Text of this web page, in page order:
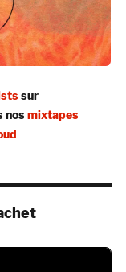
sur
nosmixtapes